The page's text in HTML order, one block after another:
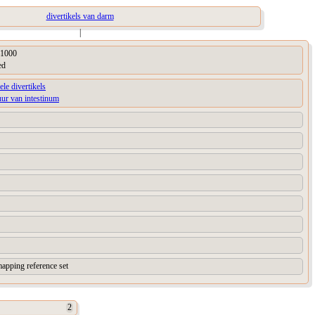
divertikels van darm
|
divertikels
van intestinum
reference set
2